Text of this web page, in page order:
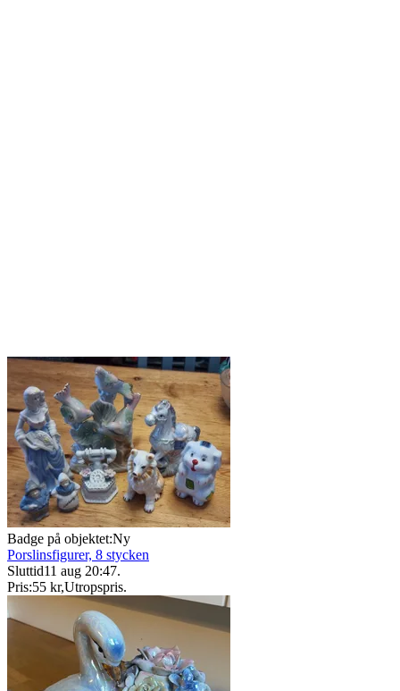
Badge på objektet:Ny
Porslinsfigurer, 8 stycken
Sluttid11 aug 20:47.
Pris:55 kr,Utropspris.